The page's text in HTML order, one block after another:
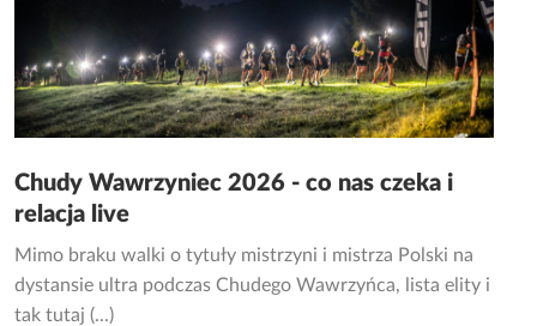
Chudy Wawrzyniec 2026 - co nas czeka i
relacja live
Mimo braku walki o tytuły mistrzyni i mistrza Polski na
dystansie ultra podczas Chudego Wawrzyńca, lista elity i
tak tutaj (...)